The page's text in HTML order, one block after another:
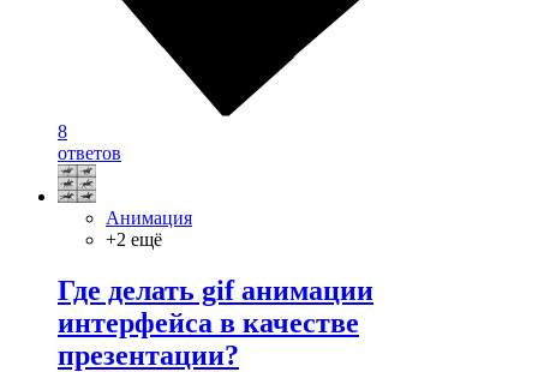
8
ответов
Анимация
+2 ещё
Где делать gif анимации
интерфейса в качестве
презентации?